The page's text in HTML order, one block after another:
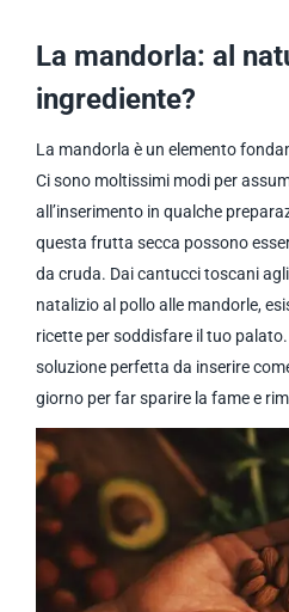
La mandorla: al
ingrediente?
La mandorla è un elemento
Ci sono moltissimi modi per
all’inserimento in qualche
questa frutta secca possono
da cruda. Dai cantucci toscani
natalizio al pollo alle mandorle,
ricette per soddisfare il tuo
soluzione perfetta da inserire
giorno per far sparire la fame e